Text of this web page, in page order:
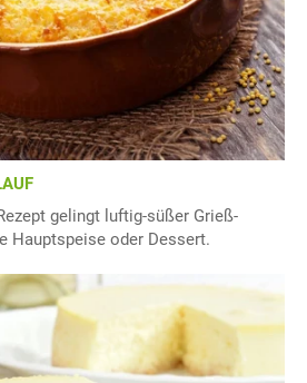
gelingt luftig-süßer Grieß-
Hauptspeise oder Dessert.